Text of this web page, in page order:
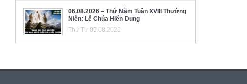
06.08.2026 – Thứ Năm Tuần XVIII Thường
Niên: Lễ Chúa Hiển Dung
Thứ Tư 05.08.2026